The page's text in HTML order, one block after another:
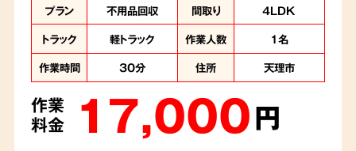
プラン 不用品回収 間取り
4LDK
トラック
軽トラック 作業人数
1名
作業時間
30分 住所 天理市
作業
料金
17,000円